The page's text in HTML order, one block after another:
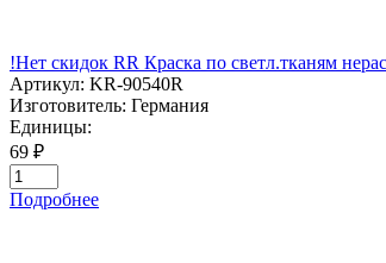
!Нет скидок RR Краска по светл.тканям
Артикул: KR-90540R
Изготовитель: Германия
Единицы:
69 ₽
Подробнее